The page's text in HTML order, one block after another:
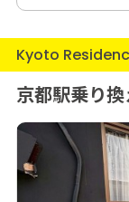
Kyoto
京都駅乗り